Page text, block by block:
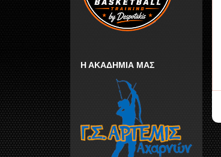
Η ΑΚΑΔΗΜΙΑ ΜΑΣ